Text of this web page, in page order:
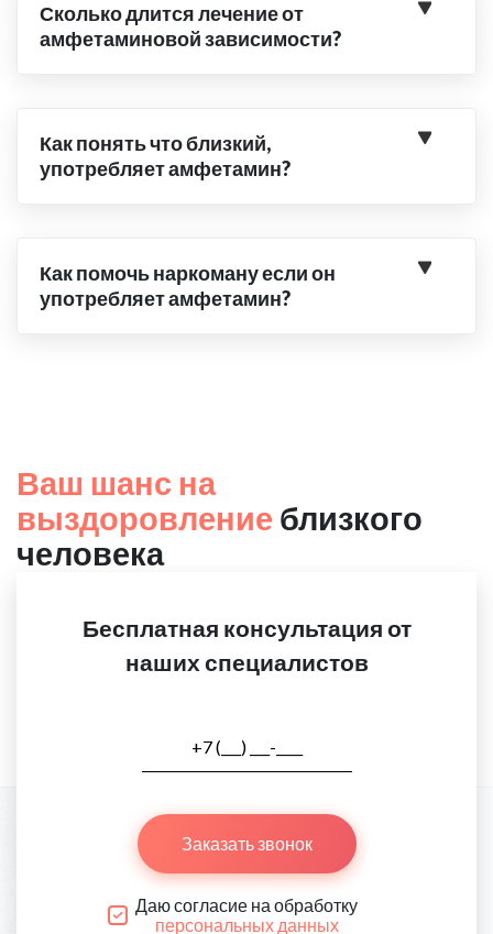
Сколько длится лечение от
амфетаминовой зависимости?
Как понять что близкий,
употребляет амфетамин?
Как помочь наркоману если он
употребляет амфетамин?
Ваш шанс на
выздоровление близкого
человека
Бесплатная консультация от
наших специалистов
Заказать звонок
Даю согласие на обработку
персональных данных